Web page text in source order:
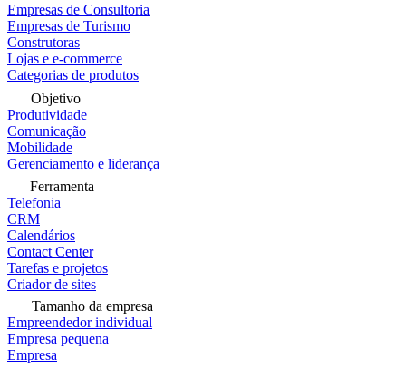
Empresas de Consultoria
Empresas de Turismo
Construtoras
Lojas e e-commerce
Categorias de produtos
Objetivo
Produtividade
Comunicação
Mobilidade
Gerenciamento e liderança
Ferramenta
Telefonia
CRM
Calendários
Contact Center
Tarefas e projetos
Criador de sites
Tamanho da empresa
Empreendedor individual
Empresa pequena
Empresa